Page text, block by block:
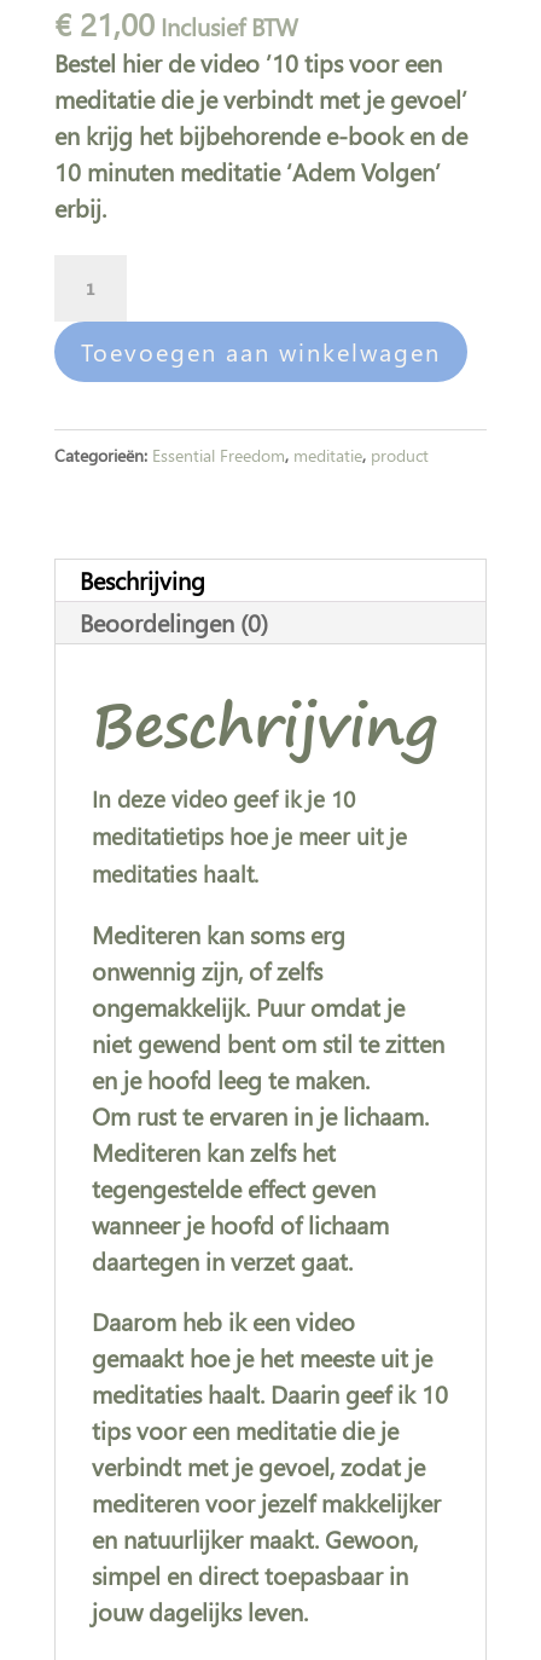
€21,00 Inclusief BTW
Bestel hier de video ’10 tips voor een
meditatie die je verbindt met je gevoel’
en krijg het bijbehorende e-book en de
10 minuten meditatie ‘Adem Volgen’
erbij.
tips
voor
meditatie
verbindt
met
aantal
Toevoegen aan winkelwagen
t
e
n
i
v
e
Categorieën: Essential Freedom, meditatie, product
Beschrijving
Beoordelingen (0)
Beschrijving
In deze video geef ik je 10
meditatietips hoe je meer uit je
meditaties haalt.
Mediteren kan soms erg
onwennig zijn, of zelfs
ongemakkelijk. Puur omdat je
niet gewend bent om stil te zitten
en je hoofd leeg te maken.
Om rust te ervaren in je lichaam.
Mediteren kan zelfs het
tegengestelde effect geven
wanneer je hoofd of lichaam
daartegen in verzet gaat.
Daarom heb ik een video
gemaakt hoe je het meeste uit je
meditaties haalt. Daarin geef ik 10
tips voor een meditatie die je
verbindt met je gevoel, zodat je
mediteren voor jezelf makkelijker
en natuurlijker maakt. Gewoon,
simpel en direct toepasbaar in
jouw dagelijks leven.